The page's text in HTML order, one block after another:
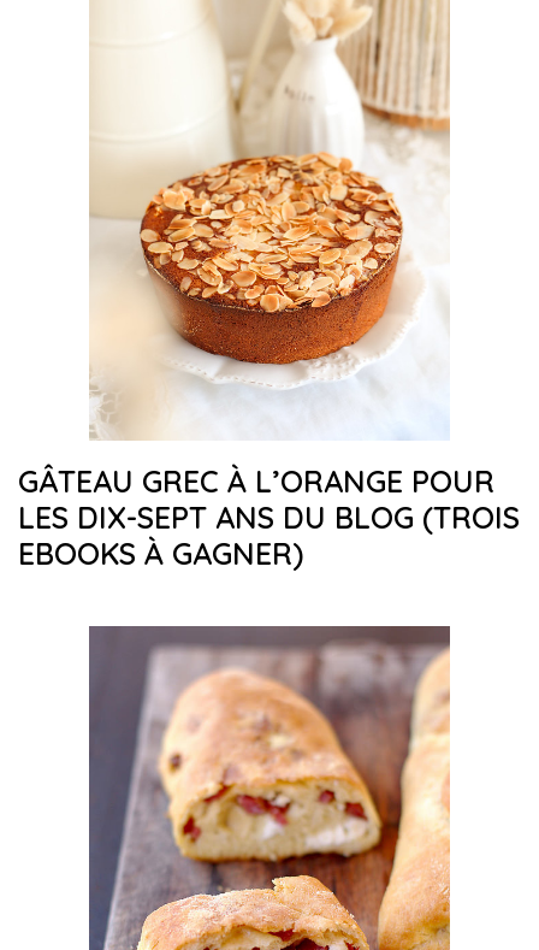
GÂTEAU GREC À L’ORANGE POUR
LES DIX-SEPT ANS DU BLOG (TROIS
EBOOKS À GAGNER)